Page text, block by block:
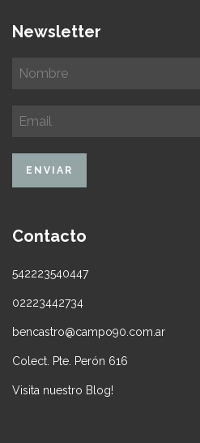
Newsletter
Contacto
542223540447
02223442734
bencastro@campo90.com.ar
Colect. Pte. Perón 616
Visita nuestro Blog!